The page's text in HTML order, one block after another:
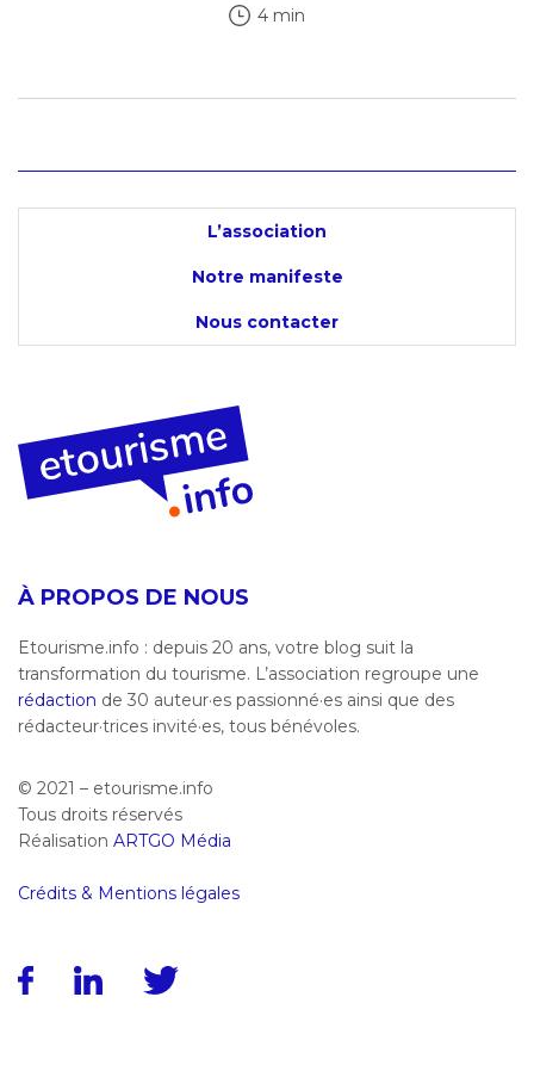
4 min
L’association
Notre manifeste
Nous contacter
À PROPOS DE NOUS
Etourisme.info : depuis 20 ans, votre blog suit la
transformation du tourisme. L’association regroupe une
rédaction de 30 auteur·es passionné·es ainsi que des
rédacteur·trices invité·es, tous bénévoles.
© 2021 – etourisme.info
Tous droits réservés
Réalisation ARTGO Média
Crédits & Mentions légales